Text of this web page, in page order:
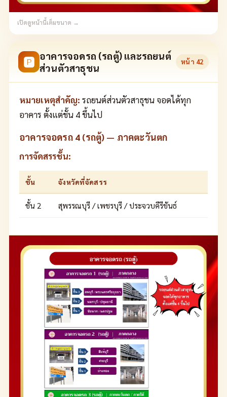
เปิดดูหน้านี้เต็มขนาด →
🅿 อาคารจอดรถ (รถตู้) และรถยนต์
ส่วนตัวสาธุชน
หน้า 42
หมายเหตุสำคัญ: รถยนต์ส่วนตัวสาธุชน จอดได้ทุก
อาคาร ตั้งแต่ชั้น 4 ขึ้นไป
อาคารจอดรถ 4 (รถตู้) — ภาคตะวันตก
การจัดสรรชั้น:
ชั้น จังหวัดที่จัดสรร
ชั้น 2 สุพรรณบุรี / เพชรบุรี / ประจวบคีรีขันธ์